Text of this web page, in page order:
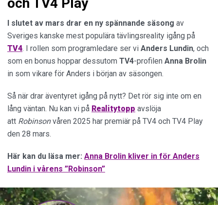
I slutet av mars drar en ny spännande säsong av
Sveriges kanske mest populära tävlingsreality igång på
TV4. I rollen som programledare ser vi Anders Lundin, och
som en bonus hoppar dessutom TV4-profilen Anna Brolin
in som vikare för Anders i början av säsongen.
Så när drar äventyret igång på nytt? Det rör sig inte om en
lång väntan. Nu kan vi på Realitytopp avslöja
att Robinsonvåren 2025 har premiär på TV4 och TV4 Play
den 28 mars.
Här kan du läsa mer: Anna Brolin kliver in för Anders
Lundin i vårens ”Robinson”